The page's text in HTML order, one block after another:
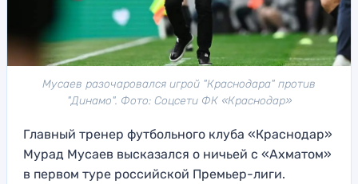
Мусаев разочаровался игрой "Краснодара" против
"Динамо". Фото: Соцсети ФК «Краснодар»
Главный тренер футбольного клуба «Краснодар»
Мурад Мусаев высказался о ничьей с «Ахматом»
в первом туре российской Премьер-лиги.